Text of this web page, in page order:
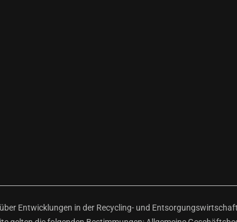
Entwicklungen in der Recycling- und